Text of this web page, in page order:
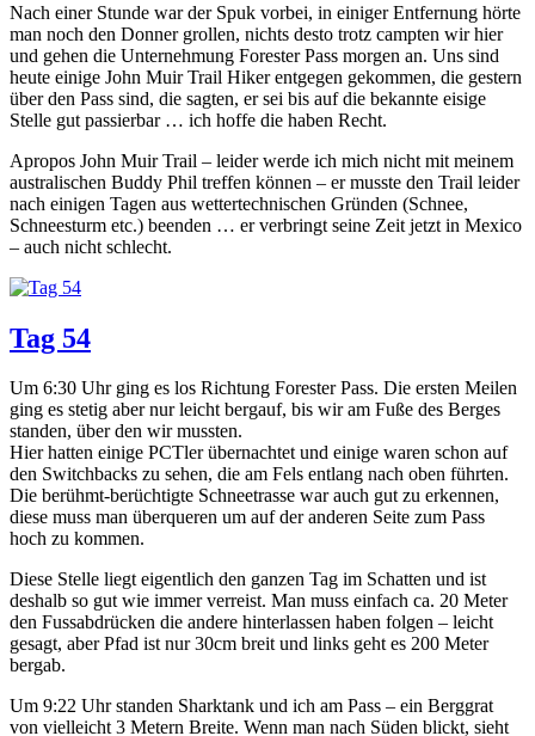
Nach einer Stunde war der Spuk vorbei, in einiger Entfernung hörte
man noch den Donner grollen, nichts desto trotz campten wir hier
und gehen die Unternehmung Forester Pass morgen an. Uns sind
heute einige John Muir Trail Hiker entgegen gekommen, die gestern
über den Pass sind, die sagten, er sei bis auf die bekannte eisige
Stelle gut passierbar … ich hoffe die haben Recht.
Apropos John Muir Trail – leider werde ich mich nicht mit meinem
australischen Buddy Phil treffen können – er musste den Trail leider
nach einigen Tagen aus wettertechnischen Gründen (Schnee,
Schneesturm etc.) beenden … er verbringt seine Zeit jetzt in Mexico
– auch nicht schlecht.
Tag 54
Um 6:30 Uhr ging es los Richtung Forester Pass. Die ersten Meilen
ging es stetig aber nur leicht bergauf, bis wir am Fuße des Berges
standen, über den wir mussten.
Hier hatten einige PCTler übernachtet und einige waren schon auf
den Switchbacks zu sehen, die am Fels entlang nach oben führten.
Die berühmt-berüchtigte Schneetrasse war auch gut zu erkennen,
diese muss man überqueren um auf der anderen Seite zum Pass
hoch zu kommen.
Diese Stelle liegt eigentlich den ganzen Tag im Schatten und ist
deshalb so gut wie immer verreist. Man muss einfach ca. 20 Meter
den Fussabdrücken die andere hinterlassen haben folgen – leicht
gesagt, aber Pfad ist nur 30cm breit und links geht es 200 Meter
bergab.
Um 9:22 Uhr standen Sharktank und ich am Pass – ein Berggrat
von vielleicht 3 Metern Breite. Wenn man nach Süden blickt, sieht